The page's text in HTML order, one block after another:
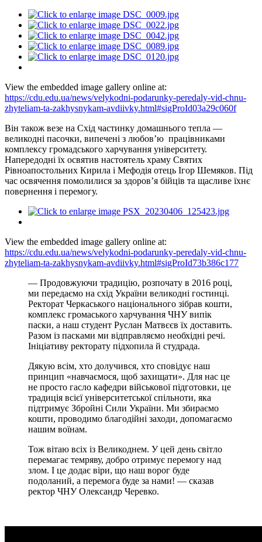
View the embedded image gallery online at:
https://cdu.edu.ua/news/velykodni-podarunky-peredaly-vid-chnu-
zhyteliam-ta-zakhysnykam-avdiivky.html#sigProId03a29c060f
Він також везе на Схід частинку домашнього тепла —
великодні пасочки, випечені з любов’ю працівниками
комплексу громадського харчування університету.
Напередодні їх освятив настоятель храму Святих
Рівноапостольних Кирила і Мефодія отець Ігор Шемяков. Під
час освячення помолилися за здоров’я бійців та щасливе їхнє
повернення і перемогу.
View the embedded image gallery online at:
https://cdu.edu.ua/news/velykodni-podarunky-peredaly-vid-chnu-
zhyteliam-ta-zakhysnykam-avdiivky.html#sigProId73b386c177
— Продовжуючи традицію, розпочату в 2016 році,
ми передаємо на схід України великодні гостинці.
Ректорат Черкаського національного зібрав кошти,
комплекс громаського харчування ЧНУ випік
паски, а наш студент Руслан Матвєєв їх доставить.
Разом із пасками ми відправляємо необхідні речі.
Ініціативу ректорату підхопила й студрада.
Дякую всім, хто долучився, хто сповідує наш
принцип «навчаємося, щоб захищати». Для нас це
не просто гасло кафедри військової підготовки, це
традиція всієї університетської спільноти, яка
підтримує Збройні Сили України. Ми збираємо
кошти, проводимо благодійні заходи, допомагаємо
нашим воїнам.
Тож вітаю всіх із Великоднем. У цей день світло
перемагає темряву, добро отримує перемогу над
злом. І це додає віри, що наш ворог буде
подоланий, а перемога буде за нами! — сказав
ректор ЧНУ Олександр Черевко.